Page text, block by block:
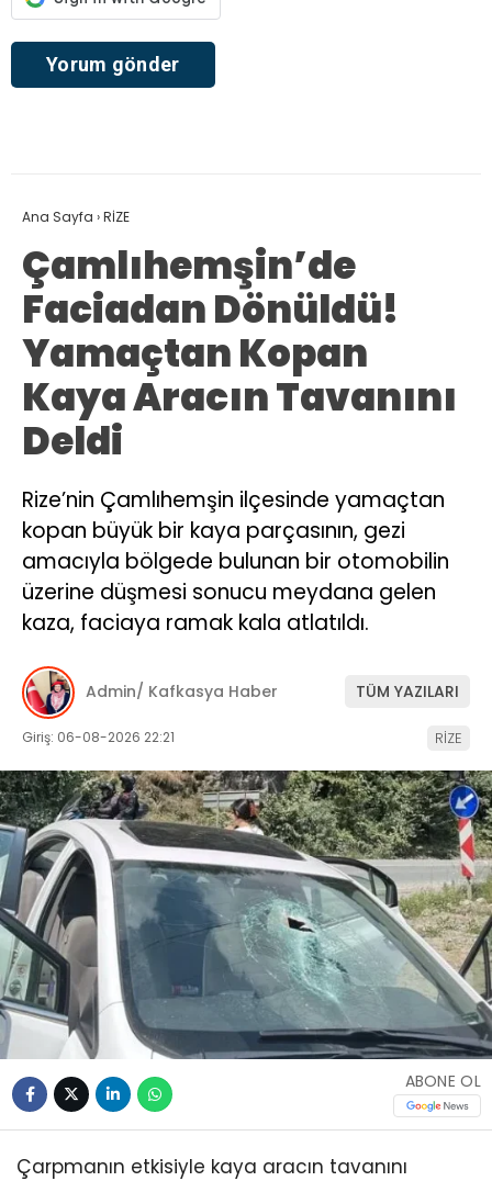
Ana Sayfa ›RİZE
Çamlıhemşin’de
Faciadan Dönüldü!
Yamaçtan Kopan
Kaya Aracın Tavanını
Deldi
Rize’nin Çamlıhemşin ilçesinde yamaçtan
kopan büyük bir kaya parçasının, gezi
amacıyla bölgede bulunan bir otomobilin
üzerine düşmesi sonucu meydana gelen
kaza, faciaya ramak kala atlatıldı.
Admin/ Kafkasya Haber TÜM YAZILARI
Giriş: 06-08-2026 22:21 RİZE
ABONE OL
Çarpmanın etkisiyle kaya aracın tavanını